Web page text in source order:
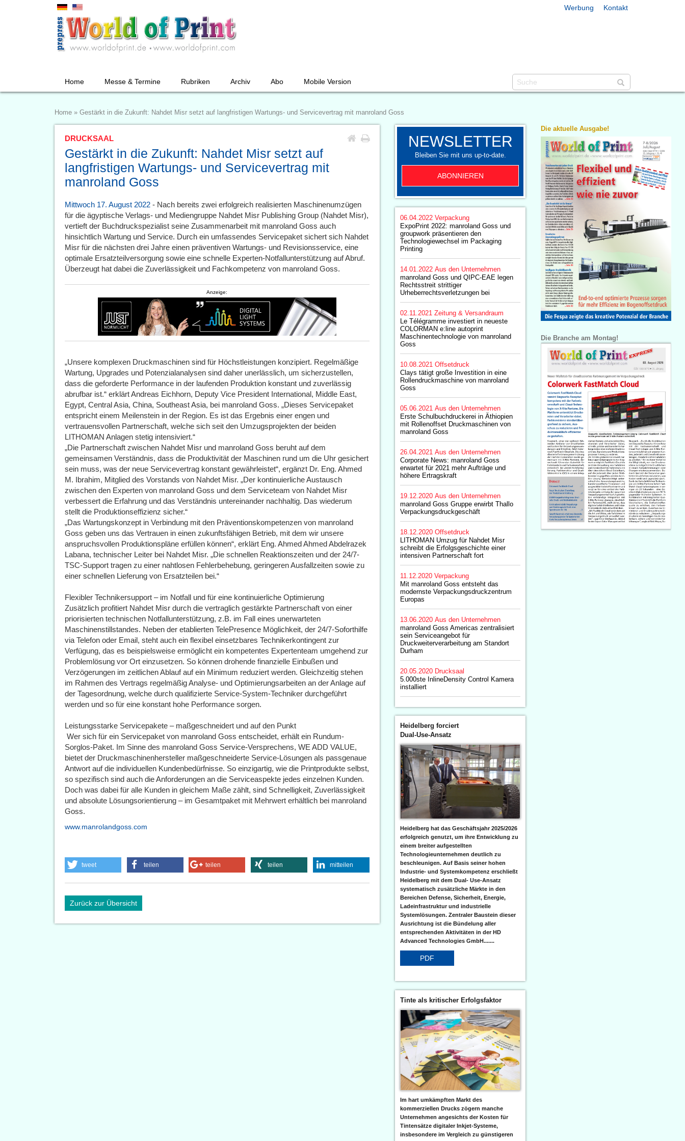
Werbung Kontakt
Home Messe & Termine Rubriken Archiv Abo Mobile Version
Home » Gestärkt in die Zukunft: Nahdet Misr setzt auf langfristigen Wartungs- und Servicevertrag mit manroland Goss
DRUCKSAAL
Gestärkt in die Zukunft: Nahdet Misr setzt auf
langfristigen Wartungs- und Servicevertrag mit
manroland Goss
Mittwoch 17. August 2022 - Nach bereits zwei erfolgreich realisierten Maschinenumzügen
für die ägyptische Verlags- und Mediengruppe Nahdet Misr Publishing Group (Nahdet Misr),
vertieft der Buchdruckspezialist seine Zusammenarbeit mit manroland Goss auch
hinsichtlich Wartung und Service. Durch ein umfassendes Servicepaket sichert sich Nahdet
Misr für die nächsten drei Jahre einen präventiven Wartungs- und Revisionsservice, eine
optimale Ersatzteilversorgung sowie eine schnelle Experten-Notfallunterstützung auf Abruf.
Überzeugt hat dabei die Zuverlässigkeit und Fachkompetenz von manroland Goss.
Anzeige:
„Unsere komplexen Druckmaschinen sind für Höchstleistungen konzipiert. Regelmäßige
Wartung, Upgrades und Potenzialanalysen sind daher unerlässlich, um sicherzustellen,
dass die geforderte Performance in der laufenden Produktion konstant und zuverlässig
abrufbar ist.“ erklärt Andreas Eichhorn, Deputy Vice President International, Middle East,
Egypt, Central Asia, China, Southeast Asia, bei manroland Goss. „Dieses Servicepaket
entspricht einem Meilenstein in der Region. Es ist das Ergebnis einer engen und
vertrauensvollen Partnerschaft, welche sich seit den Umzugsprojekten der beiden
LITHOMAN Anlagen stetig intensiviert.“
„Die Partnerschaft zwischen Nahdet Misr und manroland Goss beruht auf dem
gemeinsamen Verständnis, dass die Produktivität der Maschinen rund um die Uhr gesichert
sein muss, was der neue Servicevertrag konstant gewährleistet“, ergänzt Dr. Eng. Ahmed
M. Ibrahim, Mitglied des Vorstands von Nahdet Misr. „Der kontinuierliche Austausch
zwischen den Experten von manroland Goss und dem Serviceteam von Nahdet Misr
verbessert die Erfahrung und das Verständnis untereinander nachhaltig. Das wiederum
stellt die Produktionseffizienz sicher.“
„Das Wartungskonzept in Verbindung mit den Präventionskompetenzen von manroland
Goss geben uns das Vertrauen in einen zukunftsfähigen Betrieb, mit dem wir unsere
anspruchsvollen Produktionspläne erfüllen können“, erklärt Eng. Ahmed Ahmed Abdelrazek
Labana, technischer Leiter bei Nahdet Misr. „Die schnellen Reaktionszeiten und der 24/7-
TSC-Support tragen zu einer nahtlosen Fehlerbehebung, geringeren Ausfallzeiten sowie zu
einer schnellen Lieferung von Ersatzteilen bei.“
Flexibler Technikersupport – im Notfall und für eine kontinuierliche Optimierung
Zusätzlich profitiert Nahdet Misr durch die vertraglich gestärkte Partnerschaft von einer
priorisierten technischen Notfallunterstützung, z.B. im Fall eines unerwarteten
Maschinenstillstandes. Neben der etablierten TelePresence Möglichkeit, der 24/7-Soforthilfe
via Telefon oder Email, steht auch ein flexibel einsetzbares Technikerkontingent zur
Verfügung, das es beispielsweise ermöglicht ein kompetentes Expertenteam umgehend zur
Problemlösung vor Ort einzusetzen. So können drohende finanzielle Einbußen und
Verzögerungen im zeitlichen Ablauf auf ein Minimum reduziert werden. Gleichzeitig stehen
im Rahmen des Vertrags regelmäßig Analyse- und Optimierungsarbeiten an der Anlage auf
der Tagesordnung, welche durch qualifizierte Service-System-Techniker durchgeführt
werden und so für eine konstant hohe Performance sorgen.
Leistungsstarke Servicepakete – maßgeschneidert und auf den Punkt
Wer sich für ein Servicepaket von manroland Goss entscheidet, erhält ein Rundum-
Sorglos-Paket. Im Sinne des manroland Goss Service-Versprechens, WE ADD VALUE,
bietet der Druckmaschinenhersteller maßgeschneiderte Service-Lösungen als passgenaue
Antwort auf die individuellen Kundenbedürfnisse. So einzigartig, wie die Printprodukte selbst,
so spezifisch sind auch die Anforderungen an die Serviceaspekte jedes einzelnen Kunden.
Doch was dabei für alle Kunden in gleichem Maße zählt, sind Schnelligkeit, Zuverlässigkeit
und absolute Lösungsorientierung – im Gesamtpaket mit Mehrwert erhältlich bei manroland
Goss.
www.manrolandgoss.com
tweet teilen teilen teilen mitteilen
Zurück zur Übersicht
NEWSLETTER
Bleiben Sie mit uns up-to-date.
ABONNIEREN
06.04.2022 Verpackung
ExpoPrint 2022: manroland Goss und
groupwork präsentieren den
Technologiewechsel im Packaging
Printing
14.01.2022 Aus den Unternehmen
manroland Goss und QIPC-EAE legen
Rechtsstreit strittiger
Urheberrechtsverletzungen bei
02.11.2021 Zeitung & Versandraum
Le Télégramme investiert in neueste
COLORMAN e:line autoprint
Maschinentechnologie von manroland
Goss
10.08.2021 Offsetdruck
Clays tätigt große Investition in eine
Rollendruckmaschine von manroland
Goss
05.06.2021 Aus den Unternehmen
Erste Schulbuchdruckerei in Äthiopien
mit Rollenoffset Druckmaschinen von
manroland Goss
26.04.2021 Aus den Unternehmen
Corporate News: manroland Goss
erwartet für 2021 mehr Aufträge und
höhere Ertragskraft
19.12.2020 Aus den Unternehmen
manroland Goss Gruppe erwirbt Thallo
Verpackungsdruckgeschäft
18.12.2020 Offsetdruck
LITHOMAN Umzug für Nahdet Misr
schreibt die Erfolgsgeschichte einer
intensiven Partnerschaft fort
11.12.2020 Verpackung
Mit manroland Goss entsteht das
modernste Verpackungsdruckzentrum
Europas
13.06.2020 Aus den Unternehmen
manroland Goss Americas zentralisiert
sein Serviceangebot für
Druckweiterverarbeitung am Standort
Durham
20.05.2020 Drucksaal
5.000ste InlineDensity Control Kamera
installiert
Heidelberg forciert
Dual-Use-Ansatz
Heidelberg hat das Geschäftsjahr 2025/2026
erfolgreich genutzt, um ihre Entwicklung zu
einem breiter aufgestellten
Technologieunternehmen deutlich zu
beschleunigen. Auf Basis seiner hohen
Industrie- und Systemkompetenz erschließt
Heidelberg mit dem Dual- Use-Ansatz
systematisch zusätzliche Märkte in den
Bereichen Defense, Sicherheit, Energie,
Ladeinfrastruktur und industrielle
Systemlösungen. Zentraler Baustein dieser
Ausrichtung ist die Bündelung aller
entsprechenden Aktivitäten in der HD
Advanced Technologies GmbH.......
PDF
Tinte als kritischer Erfolgsfaktor
Im hart umkämpften Markt des
kommerziellen Drucks zögern manche
Unternehmen angesichts der Kosten für
Tintensätze digitaler Inkjet-Systeme,
insbesondere im Vergleich zu günstigeren
Die aktuelle Ausgabe!
Die Branche am Montag!